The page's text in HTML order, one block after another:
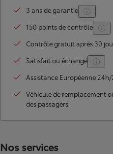
3 ans de garantie
150 points de contrôle
Contrôle gratuit après 30
Satisfait ou échangé
Assistance Européenne 24h/
Véhicule de remplacement
des passagers
Nos services